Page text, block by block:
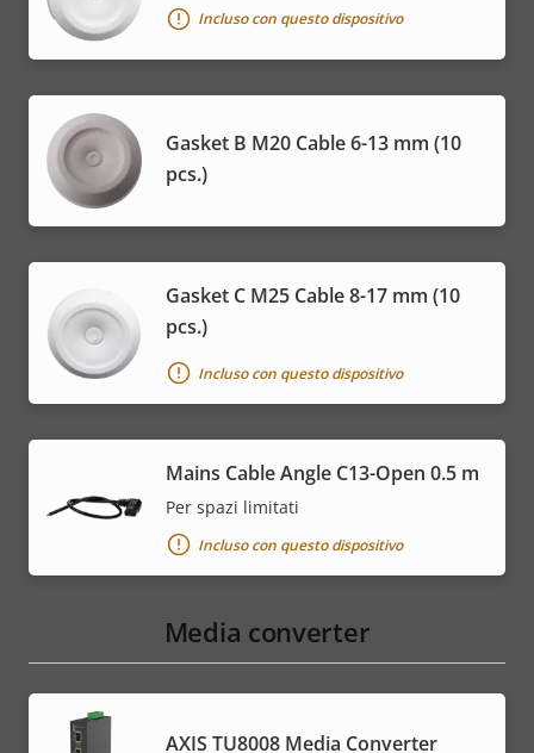
Incluso con questo dispositivo
Gasket B M20 Cable 6-13 mm (10
pcs.)
Gasket C M25 Cable 8-17 mm (10
pcs.)
Incluso con questo dispositivo
Mains Cable Angle C13-Open 0.5 m
Per spazi limitati
Incluso con questo dispositivo
Media converter
AXIS TU8008 Media Converter